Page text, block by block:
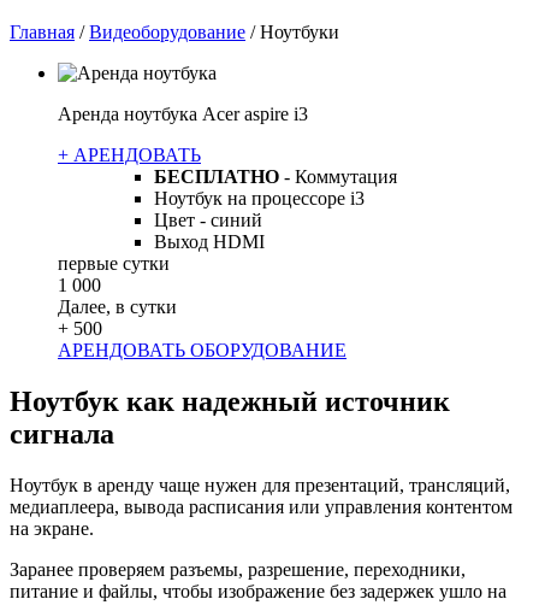
Главная /Видеоборудование /Ноутбуки
Аренда ноутбука Acer aspire i3
+ АРЕНДОВАТЬ
БЕСПЛАТНО - Коммутация
Ноутбук на процессоре i3
Цвет - синий
Выход HDMI
первые сутки
1 000
Далее, в сутки
+ 500
АРЕНДОВАТЬ ОБОРУДОВАНИЕ
Ноутбук как надежный источник
сигнала
Ноутбук в аренду чаще нужен для презентаций, трансляций,
медиаплеера, вывода расписания или управления контентом
на экране.
Заранее проверяем разъемы, разрешение, переходники,
питание и файлы, чтобы изображение без задержек ушло на